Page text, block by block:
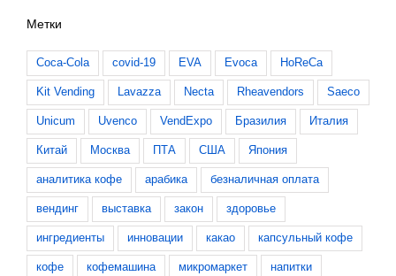
Coca-Cola covid-19 EVA Evoca HoReCa
Kit Vending Lavazza Necta Rheavendors Saeco
Unicum Uvenco VendExpo Бразилия
Китай Москва ПТА США Япония
аналитика кофе арабика безналичная оплата
вендинг выставка закон здоровье
ингредиенты инновации какао капсульный кофе